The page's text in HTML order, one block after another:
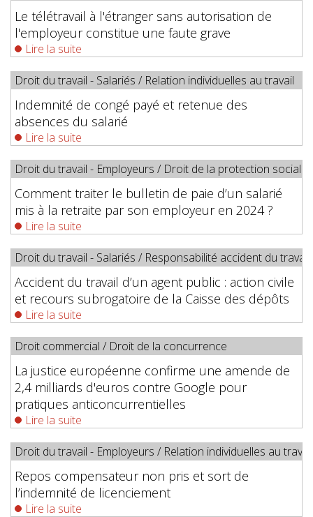
Le télétravail à l'étranger sans autorisation de
l'employeur constitue une faute grave
Lire la suite
Indemnité de congé payé et retenue des
absences du salarié
Droit du travail - Salariés / Relation individuelles au travail
Lire la suite
Comment traiter le bulletin de paie d’un salarié
mis à la retraite par son employeur en 2024 ?
Droit du travail - Employeurs / Droit de la protection sociale
Lire la suite
Accident du travail d’un agent public : action civile
et recours subrogatoire de la Caisse des dépôts
Droit du travail - Salariés / Responsabilité accident du travail
Lire la suite
La justice européenne confirme une amende de
2,4 milliards d'euros contre Google pour
pratiques anticoncurrentielles
Droit commercial / Droit de la concurrence
Lire la suite
Repos compensateur non pris et sort de
l’indemnité de licenciement
Droit du travail - Employeurs / Relation individuelles au travail
Lire la suite